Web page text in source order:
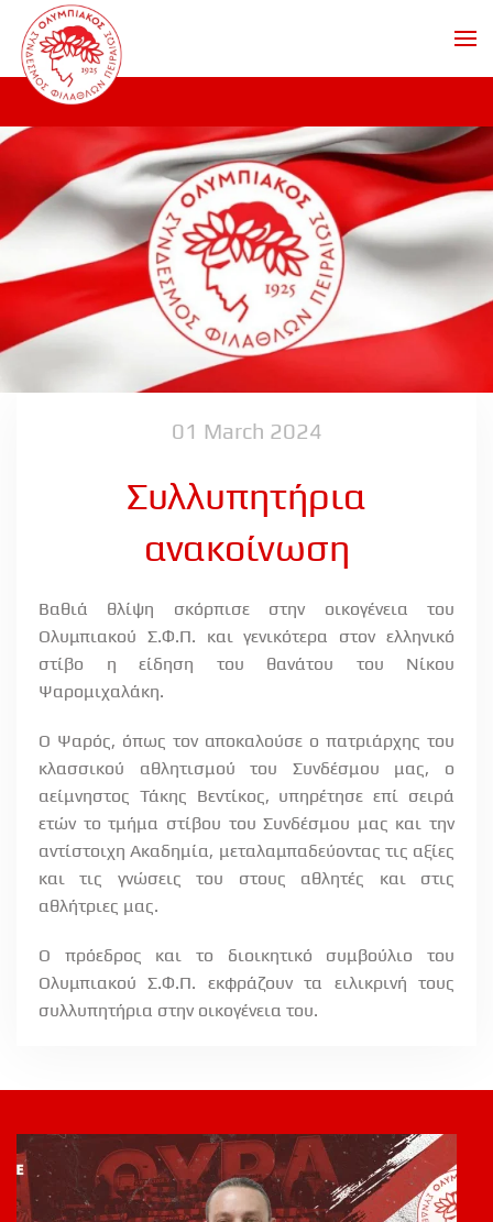
Skip to main content
01 March 2024
Συλλυπητήρια
ανακοίνωση
Βαθιά θλίψη σκόρπισε στην οικογένεια του
Ολυμπιακού Σ.Φ.Π. και γενικότερα στον ελληνικό
στίβο η είδηση του θανάτου του Νίκου
Ψαρομιχαλάκη.
Ο Ψαρός, όπως τον αποκαλούσε ο πατριάρχης του
κλασσικού αθλητισμού του Συνδέσμου μας, ο
αείμνηστος Τάκης Βεντίκος, υπηρέτησε επί σειρά
ετών το τμήμα στίβου του Συνδέσμου μας και την
αντίστοιχη Ακαδημία, μεταλαμπαδεύοντας τις αξίες
και τις γνώσεις του στους αθλητές και στις
αθλήτριες μας.
Ο πρόεδρος και το διοικητικό συμβούλιο του
Ολυμπιακού Σ.Φ.Π. εκφράζουν τα ειλικρινή τους
συλλυπητήρια στην οικογένεια του.